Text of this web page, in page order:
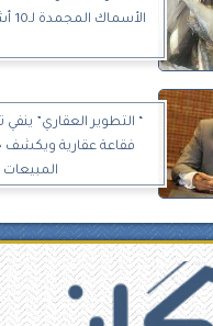
الأسماك المجمدة لـ10 أشهر مُبالغ فيه
“ التطوير العقاري”
فقاعة عقارية ويكشف
المبيعات